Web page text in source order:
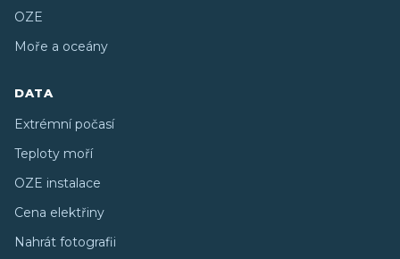
OZE
Moře a oceány
DATA
Extrémní počasí
Teploty moří
OZE instalace
Cena elektřiny
Nahrát fotografii